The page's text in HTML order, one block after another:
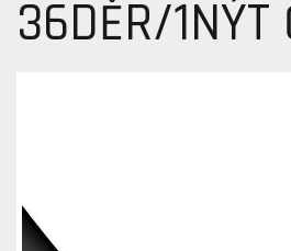
36DĚR/1NÝT